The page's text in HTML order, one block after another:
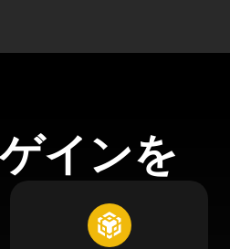
インを